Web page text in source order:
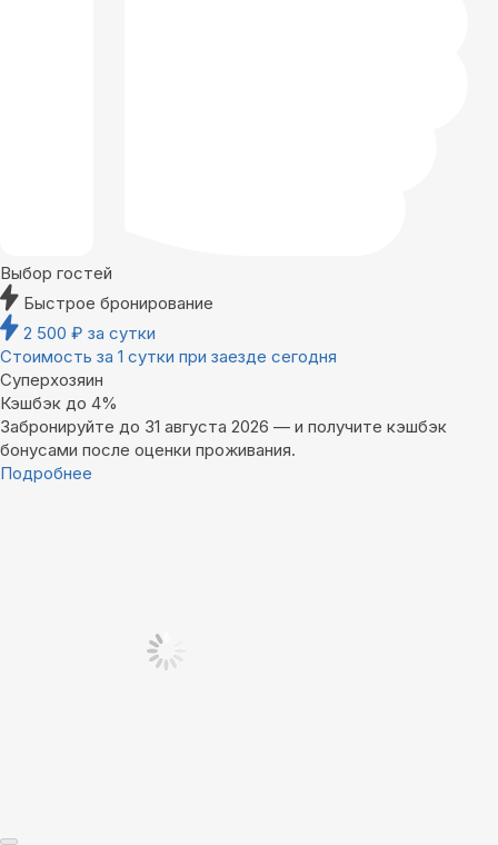
Выбор гостей
Быстрое бронирование
2 500 ₽ за сутки
Стоимость за 1 сутки при заезде сегодня
Суперхозяин
Кэшбэк до 4%
Забронируйте до 31 августа 2026 — и получите кэшбэк
бонусами после оценки проживания.
Подробнее